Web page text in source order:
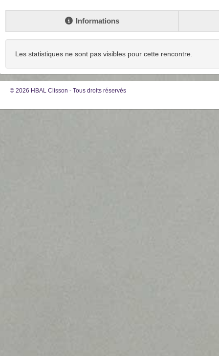
Informations
Les statistiques ne sont pas visibles pour cette rencontre.
© 2026 HBAL Clisson - Tous droits réservés